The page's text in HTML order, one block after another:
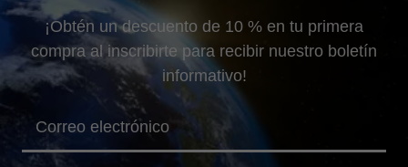
¡Obtén un descuento de 10 % en tu primera
compra al inscribirte para recibir nuestro boletín
informativo!
Correo electrónico